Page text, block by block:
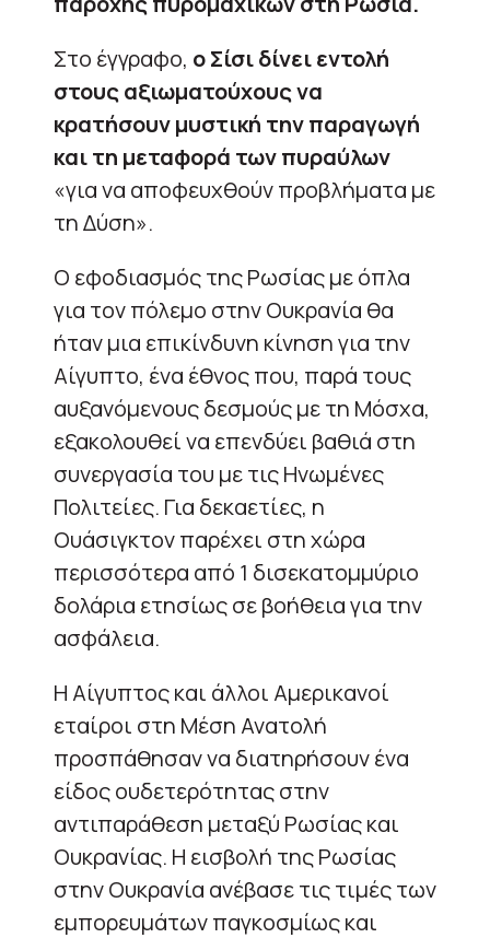
Στο έγγραφο, ο Σίσι δίνει εντολή
στους αξιωματούχους να
κρατήσουν μυστική την παραγωγή
και τη μεταφορά των πυραύλων
«για να αποφευχθούν προβλήματα με
τη Δύση».
Ο εφοδιασμός της Ρωσίας με όπλα
για τον πόλεμο στην Ουκρανία θα
ήταν μια επικίνδυνη κίνηση για την
Αίγυπτο, ένα έθνος που, παρά τους
αυξανόμενους δεσμούς με τη Μόσχα,
εξακολουθεί να επενδύει βαθιά στη
συνεργασία του με τις Ηνωμένες
Πολιτείες. Για δεκαετίες, η
Ουάσιγκτον παρέχει στη χώρα
περισσότερα από 1 δισεκατομμύριο
δολάρια ετησίως σε βοήθεια για την
ασφάλεια.
Η Αίγυπτος και άλλοι Αμερικανοί
εταίροι στη Μέση Ανατολή
προσπάθησαν να διατηρήσουν ένα
είδος ουδετερότητας στην
αντιπαράθεση μεταξύ Ρωσίας και
Ουκρανίας. Η εισβολή της Ρωσίας
στην Ουκρανία ανέβασε τις τιμές των
εμπορευμάτων παγκοσμίως και